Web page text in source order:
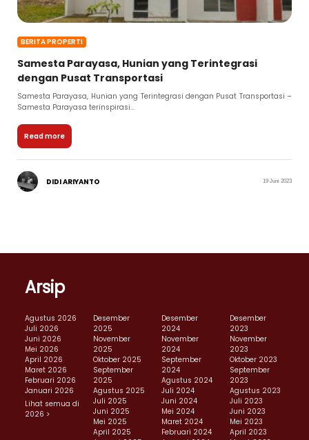
BERITA PROPERTI
Samesta Parayasa, Hunian yang Terintegrasi
dengan Pusat Transportasi
Samesta Parayasa, Hunian yang Terintegrasi dengan Pusat Transportasi –
Samesta Parayasa terinspirasi...
Read more
DIDI ARIYANTO 19 Juni 2023
Arsip
Agustus 2026
Juli 2026
Juni 2026
Mei 2026
April 2026
Maret 2026
Februari 2026
Januari 2026
Lihat semua di
2026 >
Desember
2025
November
2025
Oktober 2025
September
2025
Agustus 2025
Juli 2025
Juni 2025
Mei 2025
April 2025
Desember
2024
November
2024
September
2024
Agustus 2024
Juli 2024
Juni 2024
Mei 2024
Maret 2024
Februari 2024
Desember
2023
November
2023
Oktober 2023
September
2023
Agustus 2023
Juli 2023
Juni 2023
Mei 2023
April 2023